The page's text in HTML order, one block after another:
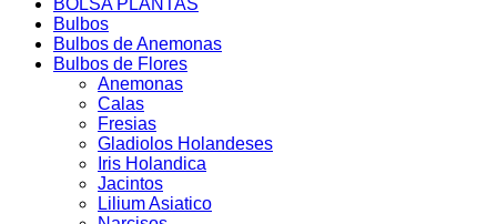
Bulbos
Bulbos de Anemonas
Bulbos de Flores
Anemonas
Calas
Fresias
Gladiolos Holandeses
Iris Holandica
Jacintos
Lilium Asiatico